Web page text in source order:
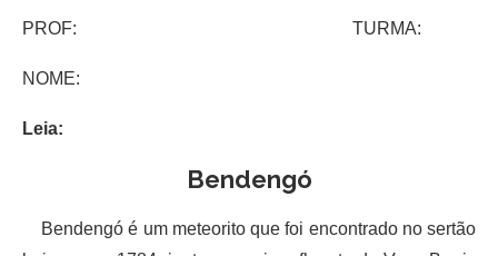
PROF: TURMA:
NOME:
Leia:
Bendengó
Bendengó é um meteorito que foi encontrado no sertão